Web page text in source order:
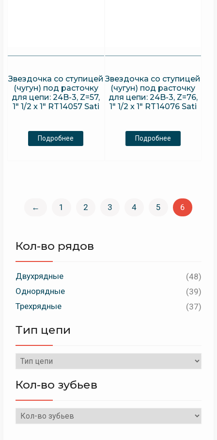
Звездочка со ступицей
(чугун) под расточку
для цепи: 24B-3, Z=57,
1″ 1/2 x 1″ RT14057 Sati
Подробнее
Звездочка со ступицей
(чугун) под расточку
для цепи: 24B-3, Z=76,
1″ 1/2 x 1″ RT14076 Sati
Подробнее
← 1 2 3 4 5 6
Кол-во рядов
Двухрядные
(48)
Однорядные
(39)
Трехрядные
(37)
Тип цепи
Кол-во зубьев